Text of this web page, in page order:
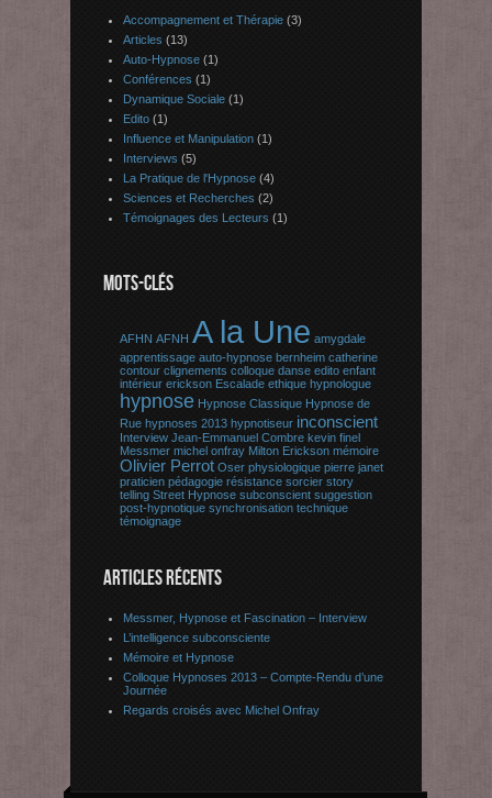
Accompagnement et Thérapie (3)
Articles (13)
Auto-Hypnose (1)
Conférences (1)
Dynamique Sociale (1)
Edito (1)
Influence et Manipulation (1)
Interviews (5)
La Pratique de l'Hypnose (4)
Sciences et Recherches (2)
Témoignages des Lecteurs (1)
MOTS-CLÉS
AFHN AFNH A la Une amygdale
apprentissage auto-hypnose bernheim catherine
contour clignements colloque danse edito enfant
intérieur erickson Escalade ethique hypnologue
hypnose Hypnose Classique Hypnose de
Rue hypnoses 2013 hypnotiseur inconscient
Interview Jean-Emmanuel Combre kevin finel
Messmer michel onfray Milton Erickson mémoire
Olivier Perrot Oser physiologique pierre janet
praticien pédagogie résistance sorcier story
telling Street Hypnose subconscient suggestion
post-hypnotique synchronisation technique
témoignage
ARTICLES RÉCENTS
Messmer, Hypnose et Fascination – Interview
L’intelligence subconsciente
Mémoire et Hypnose
Colloque Hypnoses 2013 – Compte-Rendu d’une
Journée
Regards croisés avec Michel Onfray